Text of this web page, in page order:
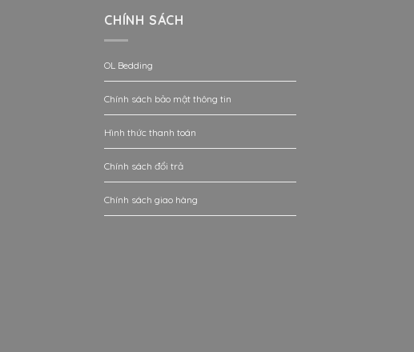
CHÍNH SÁCH
OL Bedding
Chính sách bảo mật thông tin
Hình thức thanh toán
Chính sách đổi trả
Chính sách giao hàng